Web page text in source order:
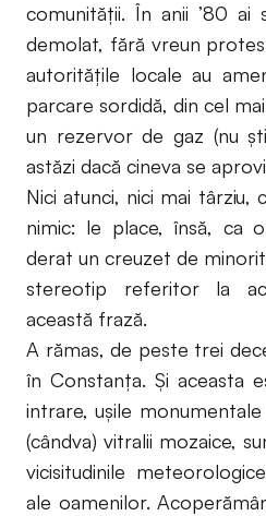
comunităţii. În anii ’80
demolat, fără vreun
autorităţile locale au
parcare sordidă, din cel
un rezervor de gaz (nu
astăzi dacă cineva se
Nici atunci, nici mai târziu,
nimic: le place, însă, ca
derat un creuzet de
stereotip referitor la
această frază.
A rămas, de peste trei
în Constanţa. Şi aceasta
intrare, uşile
(cândva) vitralii mozaice,
vicisitudinile
ale oamenilor.